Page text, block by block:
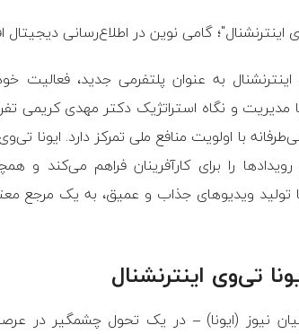
اینترنشنال به عنوان پلتفرمی جدید، فعالیت
مدیریت و نگاه استراتژیک دکتر مهدی کریمی
با اولویت منافع ملی تمرکز دارد.
را برای کارآفرینان فراهم می‌کند
تولید ویدیوهای جذاب و عمیق، به یک مرجع
تی‌وی اینترنشنال
نیوز (ایونا) – در یک تحول چشمگیر در